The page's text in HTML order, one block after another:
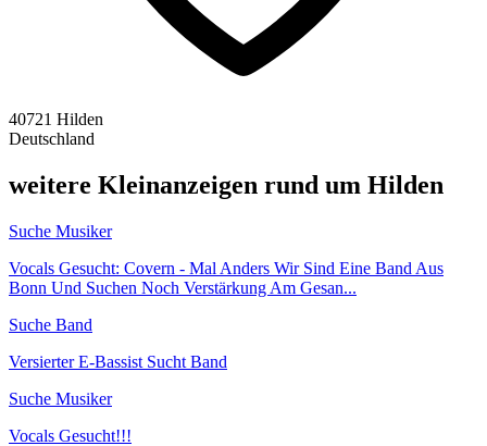
40721 Hilden
Deutschland
weitere Kleinanzeigen rund um Hilden
Suche Musiker
Vocals Gesucht: Covern - Mal Anders Wir Sind Eine Band Aus
Bonn Und Suchen Noch Verstärkung Am Gesan...
Suche Band
Versierter E-Bassist Sucht Band
Suche Musiker
Vocals Gesucht!!!